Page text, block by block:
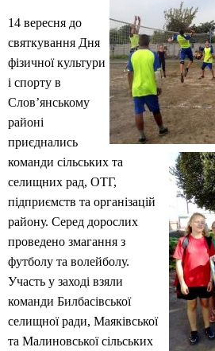
14 вересня до
святкування Дня
фізичної культури
і спорту в
Слов’янському
районі
приєднались
команди сільських та
селищних рад, ОТГ,
підприємств та організацій
району. Серед дорослих
проведено змагання з
футболу та волейболу.
Участь у заході взяли
команди Билбасівської
селищної ради, Маяківської
та Малиновської сільських